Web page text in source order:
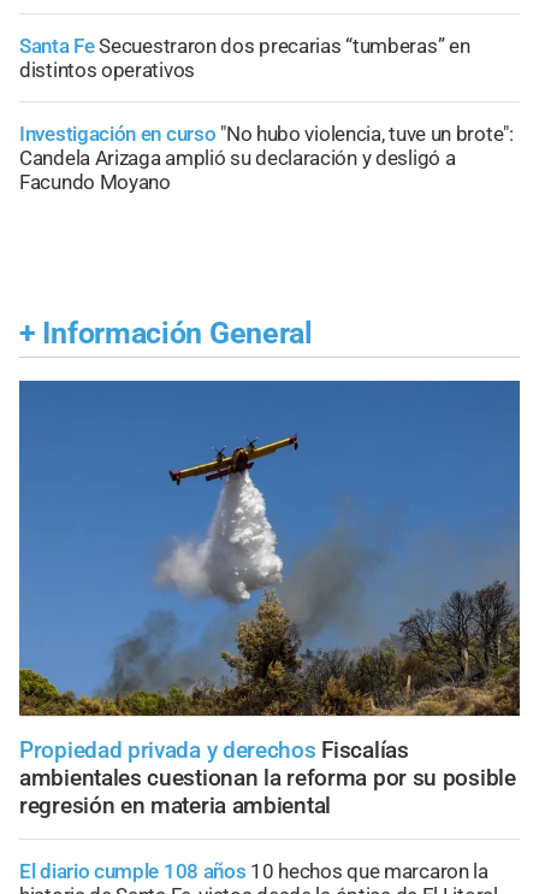
Santa FeSecuestraron dos precarias “tumberas” en
distintos operativos
Investigación en curso "No hubo violencia, tuve un brote":
Candela Arizaga amplió su declaración y desligó a
Facundo Moyano
+ Información General
Propiedad privada y derechos Fiscalías
ambientales cuestionan la reforma por su posible
regresión en materia ambiental
El diario cumple 108 años 10 hechos que marcaron la